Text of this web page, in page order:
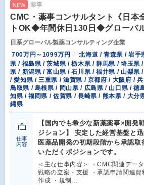
NEW 薬事
CMC・薬事コンサルタント《日本
トOK◆年間休日130日◆グローバ
日系グローバル製薬コンサルティング企業
700万円～1099万円
北海道 / 青森県 / 岩手
県 / 福島県 / 茨城県 / 栃木県 / 群馬県 / 埼玉県
県 / 新潟県 / 富山県 / 石川県 / 福井県 / 山梨県
/ 愛知県 / 三重県 / 滋賀県 / 京都府 / 大阪府 /
鳥取県 / 島根県 / 岡山県 / 広島県 / 山口県 / 徳
知県 / 福岡県 / 佐賀県 / 長崎県 / 熊本県 / 大分
縄県
仕事
内容
【国内でも希少な新薬薬事×開発
ジション】 安定した経営基盤と
医薬品開発の初期段階から承認
いただくポジションです。
＜主な仕事内容＞ ・CMC関連デー
戦略の立案・支援 ・承認申請関連
作成 ・規制…